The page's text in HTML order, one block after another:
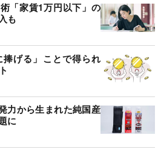
「家賃1万円以下」の
も
げる」ことで得られ
力から生まれた純国産
に